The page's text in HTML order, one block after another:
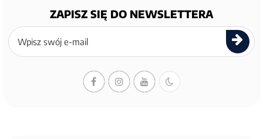
ZAPISZ SIĘ DO NEWSLETTERA
Zapisz
się
newslettera